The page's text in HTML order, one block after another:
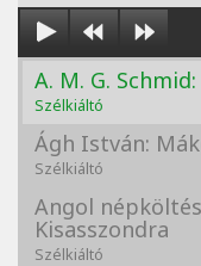
A. M. G.
Szélkiáltó
Ágh István:
Szélkiáltó
Angol
Kisasszondra
Szélkiáltó